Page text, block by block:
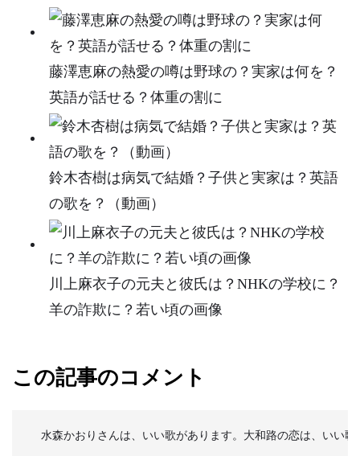
藤澤恵麻の熱愛の噂は野球の？実家は何を？
英語が話せる？体重の割に
鈴木杏樹は病気で結婚？子供と実家は？英語
の歌を？（動画）
川上麻衣子の元夫と彼氏は？NHKの学校に？
羊の詐欺に？若い頃の画像
この記事のコメント
水森かおりさんは、いい歌があります。大和路の恋は、いい